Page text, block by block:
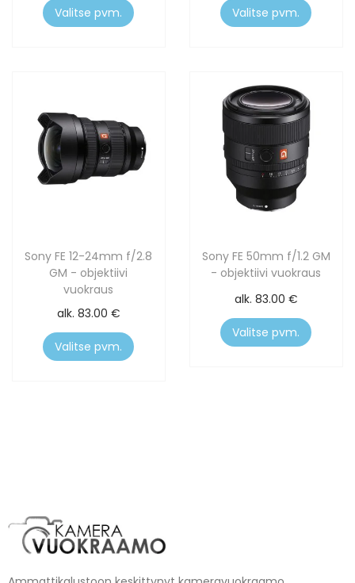
Valitse pvm. Valitse pvm.
Sony FE 12-24mm f/2.8
GM - objektiivi
vuokraus
alk. 83.00 €
Valitse pvm.
Sony FE 50mm f/1.2 GM
- objektiivi vuokraus
alk. 83.00 €
Valitse pvm.